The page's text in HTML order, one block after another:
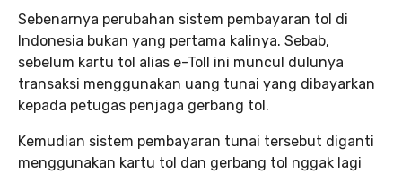
Sebenarnya perubahan sistem pembayaran tol di
Indonesia bukan yang pertama kalinya. Sebab,
sebelum kartu tol alias e-Toll ini muncul dulunya
transaksi menggunakan uang tunai yang dibayarkan
kepada petugas penjaga gerbang tol.
Kemudian sistem pembayaran tunai tersebut diganti
menggunakan kartu tol dan gerbang tol nggak lagi